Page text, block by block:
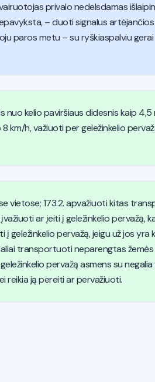
privalo nedelsdamas
– duoti signalus
paros metu – su ryškiaspalviu
kelio paviršiaus didesnis kaip
h, važiuoti per geležinkelio
vietose; 173.2. apvažiuoti kitas
ar įeiti į geležinkelio pervažą,
geležinkelio pervažą, jeigu už jos
transportuoti neparengtas
pervažą asmens su negalia
reikia ją pereiti ar pervažiuoti.